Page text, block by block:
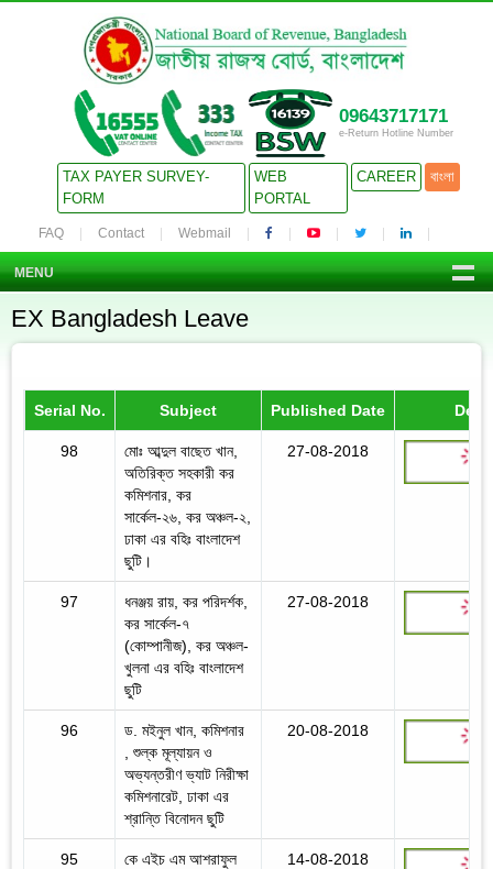
09643717171
e-Return Hotline Number
TAX PAYER SURVEY-
FORM
WEB
PORTAL
CAREER বাংলা
FAQ Contact Webmail
MENU
EX Bangladesh Leave
Serial No. Subject Published Date
98
মোঃ আব্দুল বাছেত খান,
অতিরিক্ত সহকারী কর
কমিশনার, কর
সার্কেল-২৬, কর অঞ্চল-২,
ঢাকা এর বহিঃ বাংলাদেশ
ছুটি।
27-08-2018
97
ধনঞ্জয় রায়, কর পরিদর্শক,
কর সার্কেল-৭
(কোম্পানীজ), কর অঞ্চল-
খুলনা এর বহিঃ বাংলাদেশ
ছুটি
27-08-2018
96
ড. মইনুল খান, কমিশনার
, শুল্ক মূল্যায়ন ও
অভ্যন্তরীণ ভ্যাট নিরীক্ষা
কমিশনারেট, ঢাকা এর
শ্রান্তি বিনোদন ছুটি
20-08-2018
95
কে এইচ এম আশরাফুল
14-08-2018